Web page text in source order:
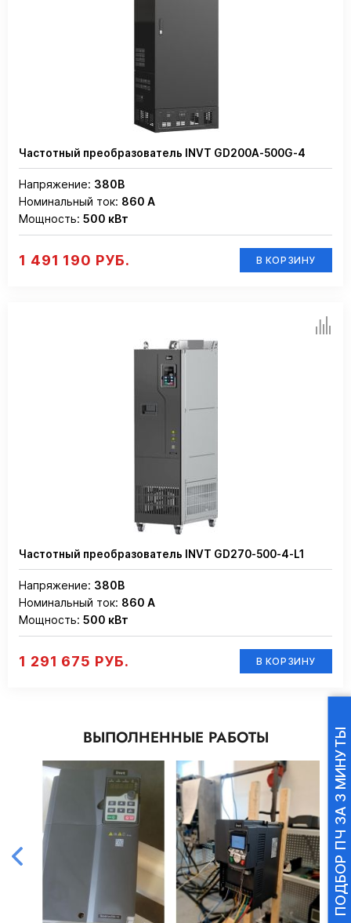
Частотный преобразователь INVT GD200A-500G-4
Напряжение: 380В
Номинальный ток: 860 А
Мощность: 500 кВт
1 491 190 РУБ. В КОРЗИНУ
Частотный преобразователь INVT GD270-500-4-L1
Напряжение: 380В
Номинальный ток: 860 А
Мощность: 500 кВт
1 291 675 РУБ. В КОРЗИНУ
ВЫПОЛНЕННЫЕ РАБОТЫ ПОДБОР ПЧ ЗА 3 МИНУТЫ